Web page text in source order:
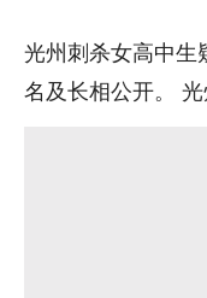
光州刺杀女高中生
名及长相公开。